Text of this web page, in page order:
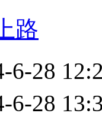
路
6-28
6-28